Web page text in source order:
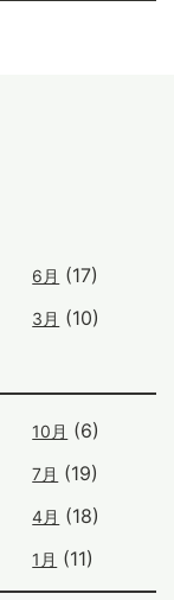
6月 (17)
3月 (10)
10月 (6)
7月 (19)
4月 (18)
1月 (11)